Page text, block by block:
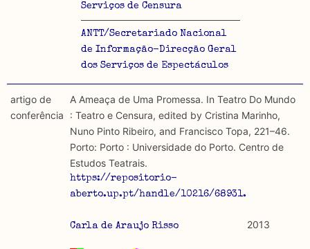
Serviços de Censura
ANTT/Secretariado Nacional
de Informação-Direcção Geral
dos Serviços de Espectáculos
artigo de
conferência
A Ameaça de Uma Promessa. In Teatro Do Mundo
: Teatro e Censura, edited by Cristina Marinho,
Nuno Pinto Ribeiro, and Francisco Topa, 221–46.
Porto: Porto : Universidade do Porto. Centro de
Estudos Teatrais.
https://repositorio-
aberto.up.pt/handle/10216/68931.
Carla de Araujo Risso 2013